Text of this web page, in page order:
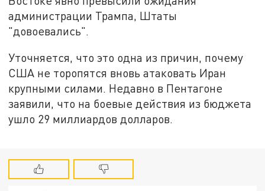
администрации Трампа, Штаты
"довоевались".
Уточняется, что это одна из причин, почему
США не торопятся вновь атаковать Иран
крупными силами. Недавно в Пентагоне
заявили, что на боевые действия из бюджета
ушло 29 миллиардов долларов.